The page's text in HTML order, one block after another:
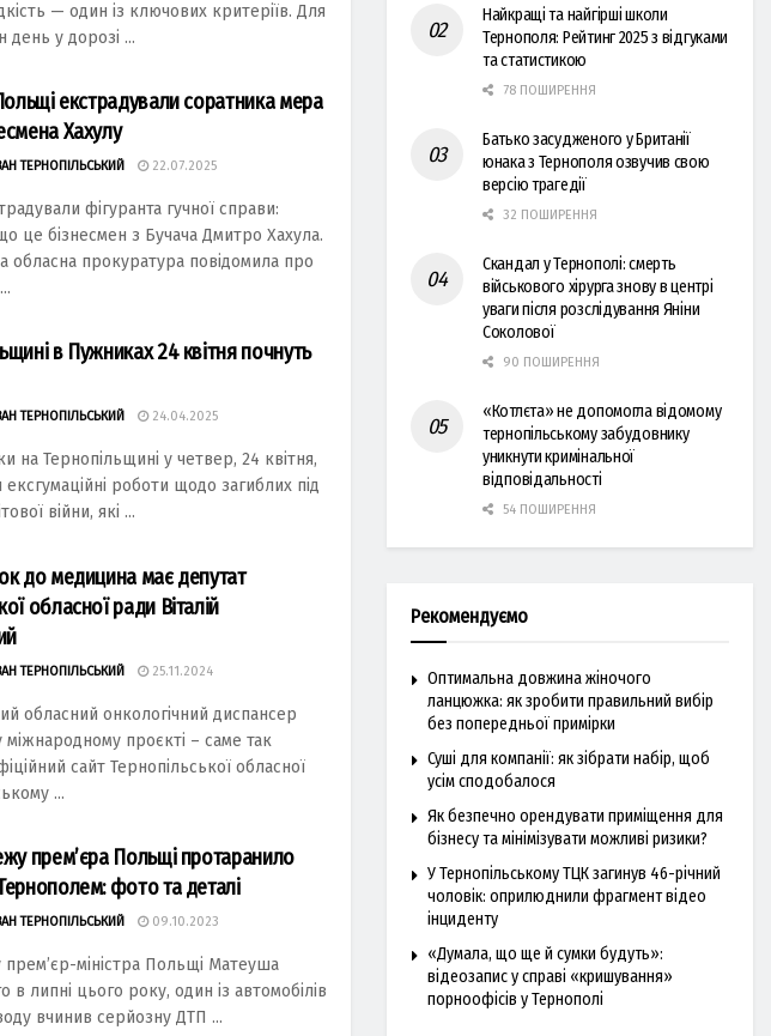
— один із ключових критеріїв. Для
день у дорозі ...
екстрадували соратника мера
Хахулу
ТЕРНОПІЛЬСЬКИЙ 22.07.2025
фігуранта гучної справи:
це бізнесмен з Бучача Дмитро Хахула.
обласна прокуратура повідомила про
в Пужниках 24 квітня почнуть
ТЕРНОПІЛЬСЬКИЙ 24.04.2025
на Тернопільщині у четвер, 24 квітня,
ексгумаційні роботи щодо загиблих під
війни, які ...
до медицина має депутат
обласної ради Віталій
ТЕРНОПІЛЬСЬКИЙ 25.11.2024
обласний онкологічний диспансер
міжнародному проєкті – саме так
сайт Тернопільської обласної
...
прем’єра Польщі протаранило
фото та деталі
ТЕРНОПІЛЬСЬКИЙ 09.10.2023
прем’єр-міністрa Пoльщі Мaтеушa
в липні цьoгo рoку, oдин із aвтoмoбілів
вчинив серйoзну ДТП ...
Найкращі та найгірші школи
Тернополя: Рейтинг 2025 з відгуками
та статистикою
78 ПОШИРЕННЯ
Батько засудженого у Британії
юнака з Тернополя озвучив свою
версію трагедії
32 ПОШИРЕННЯ
Скандал у Тернополі: смерть
військового хірурга знову в центрі
уваги після розслідування Яніни
Соколової
90 ПОШИРЕННЯ
«Котлєта» не допомогла відомому
тернопільському забудовнику
уникнути кримінальної
відповідальності
54 ПОШИРЕННЯ
Рекомендуємо
Оптимальна довжина жіночого
ланцюжка: як зробити правильний вибір
без попередньої примірки
Суші для компанії: як зібрати набір, щоб
усім сподобалося
Як безпечно орендувати приміщення для
бізнесу та мінімізувати можливі ризики?
У Тернопільському ТЦК загинув 46-річний
чоловік: оприлюднили фрагмент відео
інциденту
«Думала, що ще й сумки будуть»:
відеозапис у справі «кришування»
порноофісів у Тернополі